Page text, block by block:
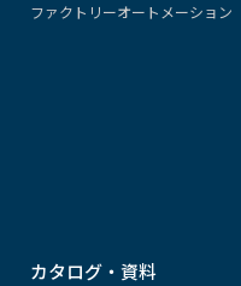
ファクトリーオートメーション
カタログ・資料